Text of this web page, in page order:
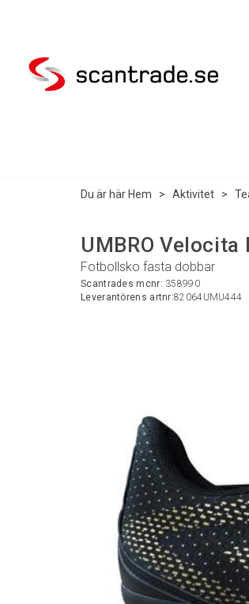
Du är här Hem > Aktivitet >
UMBRO
Fotbollsko fasta dobbar
Scantrades mcnr: 358990
Leverantörens artnr:82064UMU444